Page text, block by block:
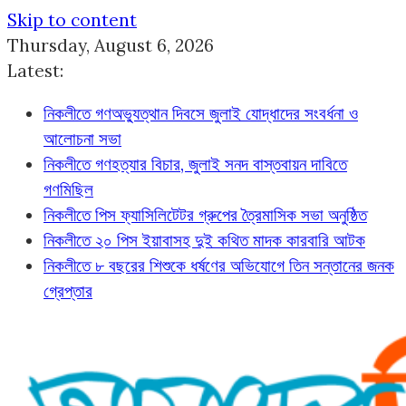
Skip to content
Thursday, August 6, 2026
Latest:
নিকলীতে গণঅভ্যুত্থান দিবসে জুলাই যোদ্ধাদের সংবর্ধনা ও
আলোচনা সভা
নিকলীতে গণহত্যার বিচার, জুলাই সনদ বাস্তবায়ন দাবিতে
গণমিছিল
নিকলীতে পিস ফ্যাসিলিটেটর গ্রুপের ত্রৈমাসিক সভা অনুষ্ঠিত
নিকলীতে ২০ পিস ইয়াবাসহ দুই কথিত মাদক কারবারি আটক
নিকলীতে ৮ বছরের শিশুকে ধর্ষণের অভিযোগে তিন সন্তানের জনক
গ্রেপ্তার